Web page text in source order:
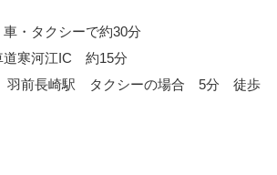
・タクシーで約30分
道寒河江IC 約15分
前長崎駅 タクシーの場合 5分 徒歩